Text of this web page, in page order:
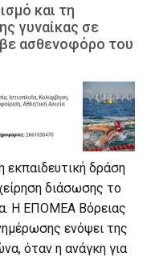
και τη
γυναίκας σε
ασθενοφόρο του
δράση
διάσωσης το
Η ΕΠΟΜΕΑ Βόρειας
ενόψει της
όταν η ανάγκη για